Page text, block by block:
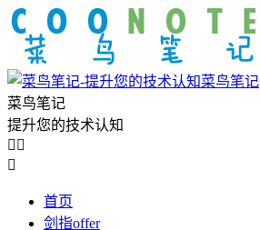
菜鸟笔记
菜鸟笔记
提升您的技术认知
 

首页
剑指offer